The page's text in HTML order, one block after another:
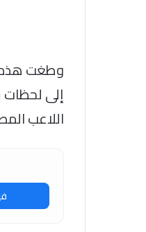
وطغت هذه
إلى لحظات
اللاعب